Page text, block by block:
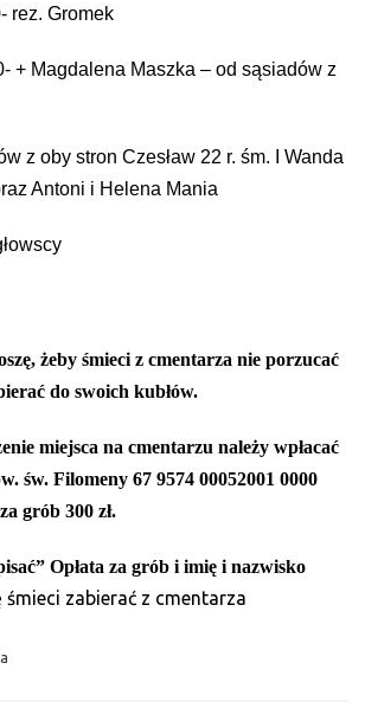
rez. Gromek
+ Magdalena Maszka – od sąsiadów z
z oby stron Czesław 22 r. śm. I Wanda
Antoni i Helena Mania
żeby śmieci z cmentarza nie porzucać
do swoich kubłów.
miejsca na cmentarzu należy wpłacać
św. Filomeny 67 9574 00052001 0000
grób 300 zł.
Opłata za grób i imię i nazwisko
śmieci zabierać z cmentarza